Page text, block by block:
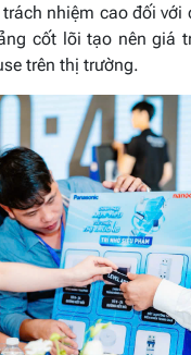
nhiệm cao đối với
cốt lõi tạo nên giá
trên thị trường.